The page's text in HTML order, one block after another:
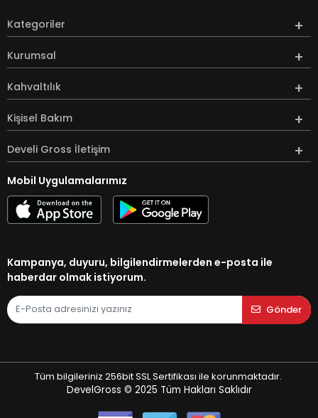
Kategoriler
Kurumsal
Kahvaltılık
Kişisel Bakım
Develi Gross İletişim
Mobil Uygulamalarımız
Kampanya, duyuru, bilgilendirmelerden e-posta ile
haberdar olmak istiyorum.
Gönder
Tüm bilgileriniz 256bit SSL Sertifikası ile korunmaktadır.
DevelGross © 2025 Tüm Hakları Saklıdır